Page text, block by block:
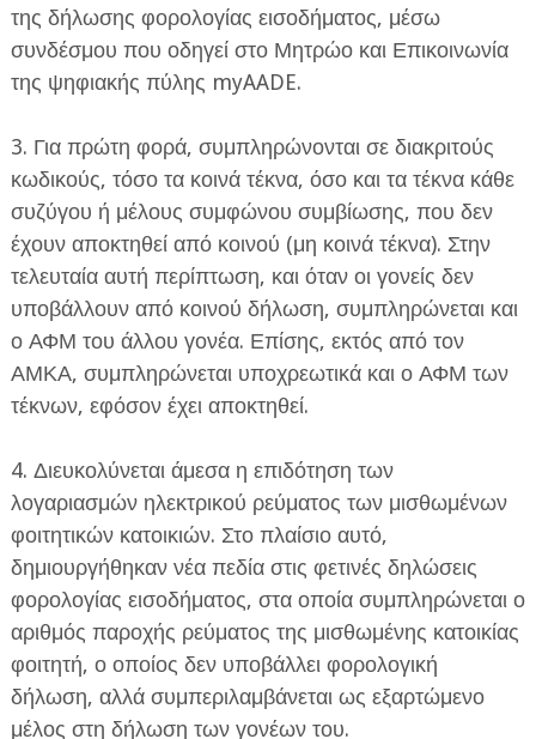
της δήλωσης φορολογίας εισοδήματος, μέσω
συνδέσμου που οδηγεί στο Μητρώο και Επικοινωνία
της ψηφιακής πύλης myAADE.
3. Για πρώτη φορά, συμπληρώνονται σε διακριτούς
κωδικούς, τόσο τα κοινά τέκνα, όσο και τα τέκνα κάθε
συζύγου ή μέλους συμφώνου συμβίωσης, που δεν
έχουν αποκτηθεί από κοινού (μη κοινά τέκνα). Στην
τελευταία αυτή περίπτωση, και όταν οι γονείς δεν
υποβάλλουν από κοινού δήλωση, συμπληρώνεται και
ο ΑΦΜ του άλλου γονέα. Επίσης, εκτός από τον
ΑΜΚΑ, συμπληρώνεται υποχρεωτικά και ο ΑΦΜ των
τέκνων, εφόσον έχει αποκτηθεί.
4. Διευκολύνεται άμεσα η επιδότηση των
λογαριασμών ηλεκτρικού ρεύματος των μισθωμένων
φοιτητικών κατοικιών. Στο πλαίσιο αυτό,
δημιουργήθηκαν νέα πεδία στις φετινές δηλώσεις
φορολογίας εισοδήματος, στα οποία συμπληρώνεται ο
αριθμός παροχής ρεύματος της μισθωμένης κατοικίας
φοιτητή, ο οποίος δεν υποβάλλει φορολογική
δήλωση, αλλά συμπεριλαμβάνεται ως εξαρτώμενο
μέλος στη δήλωση των γονέων του.